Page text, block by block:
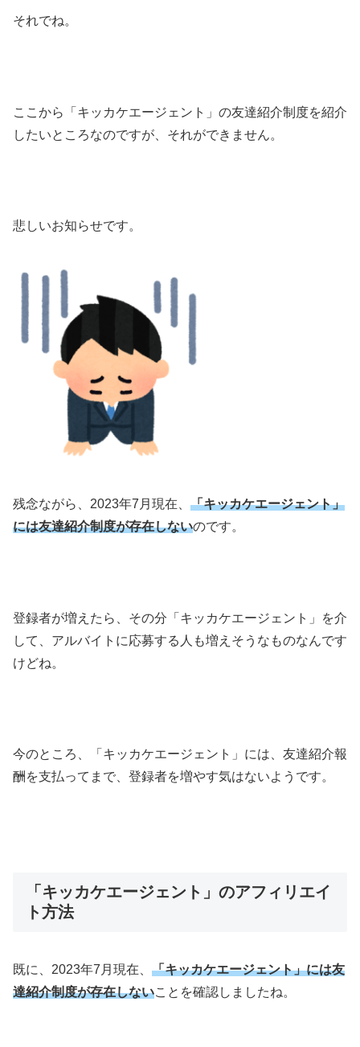
それでね。
ここから「キッカケエージェント」の友達紹介制度を紹介
したいところなのですが、それができません。
悲しいお知らせです。
残念ながら、2023年7月現在、 「キッカケエージェント」
には友達紹介制度が存在しないのです。
登録者が増えたら、その分「キッカケエージェント」を介
して、アルバイトに応募する人も増えそうなものなんです
けどね。
今のところ、「キッカケエージェント」には、友達紹介報
酬を支払ってまで、登録者を増やす気はないようです。
「キッカケエージェント」のアフィリエイ
ト方法
既に、2023年7月現在、 「キッカケエージェント」には友
達紹介制度が存在しないことを確認しましたね。